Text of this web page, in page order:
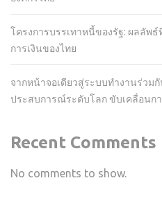
โครงการบรรเทาหนี้ของรัฐ: ผลลัพ
การเงินของไทย
จากหน้าจอเดียวสู่ระบบทำงานร่วมกั
ประสบการณ์ระดับโลก ขับเคลื่อนก
Recent Comments
No comments to show.